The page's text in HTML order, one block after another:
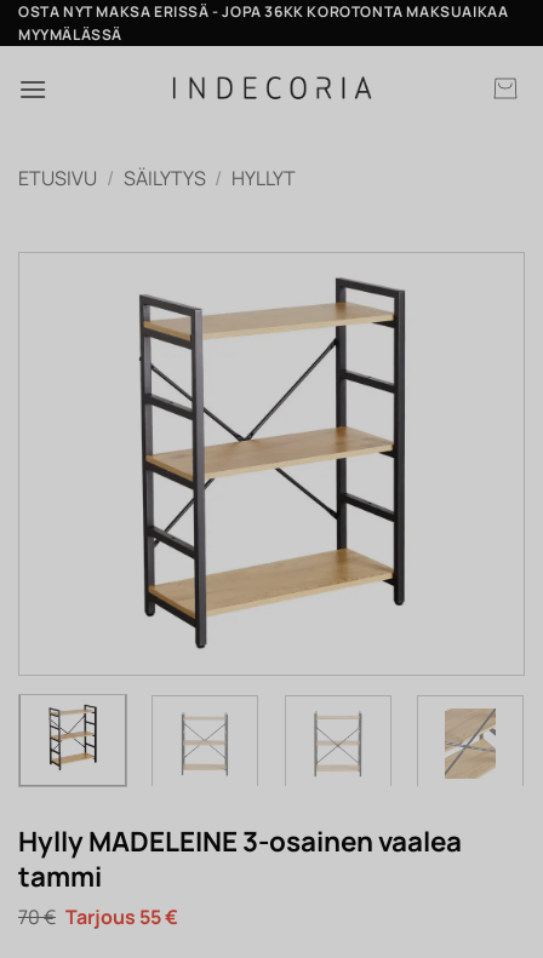
Skip
to
OSTA NYT MAKSA ERISSÄ - JOPA 36KK KOROTONTA MAKSUAIKAA
MYYMÄLÄSSÄ
ETUSIVU / SÄILYTYS / HYLLYT
Hylly MADELEINE 3-osainen vaalea
tammi
70€ Alkuperäinen
hinta
55€Nykyinen